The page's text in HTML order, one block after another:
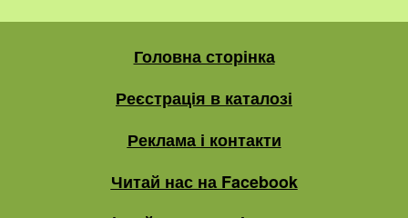
Головна сторінка
Реєстрація в каталозі
Реклама і контакти
Читай нас на Facebook